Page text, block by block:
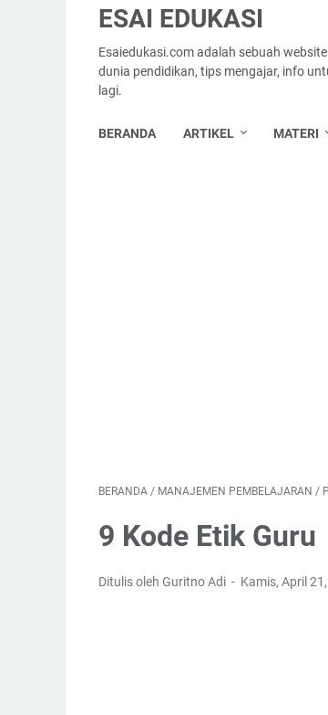
ESAI EDUKASI
Esaiedukasi.com adalah sebuah
dunia pendidikan, tips mengajar, info
lagi.
BERANDA ARTIKEL MATERI
BERANDA / MANAJEMEN PEMBELAJARAN /
9 Kode Etik Guru
Ditulis oleh Guritno Adi Kamis, April